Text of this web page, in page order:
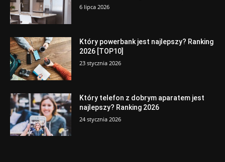
6 lipca 2026
Który powerbank jest najlepszy? Ranking
2026 [TOP10]
23 stycznia 2026
Który telefon z dobrym aparatem jest
najlepszy? Ranking 2026
24 stycznia 2026